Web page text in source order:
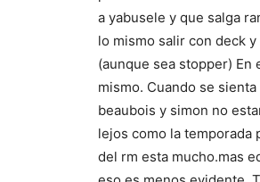
a yabusele y que salga
lo mismo salir con deck
(aunque sea stopper) En
mismo. Cuando se
beaubois y simon no
lejos como la temporada
del rm esta mucho.mas